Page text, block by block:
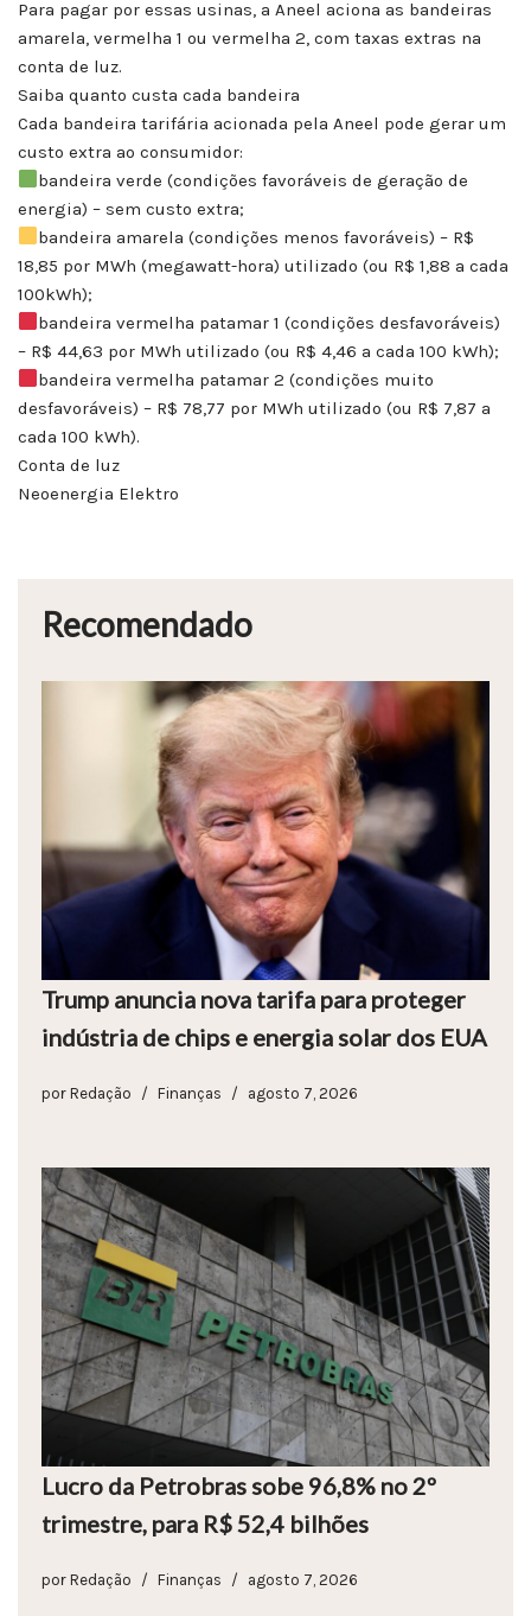
Para pagar por essas usinas, a Aneel aciona as bandeiras
amarela, vermelha 1 ou vermelha 2, com taxas extras na
conta de luz.
Saiba quanto custa cada bandeira
Cada bandeira tarifária acionada pela Aneel pode gerar um
custo extra ao consumidor:
bandeira verde (condições favoráveis de geração de
energia) – sem custo extra;
bandeira amarela (condições menos favoráveis) – R$
18,85 por MWh (megawatt-hora) utilizado (ou R$ 1,88 a cada
100kWh);
bandeira vermelha patamar 1 (condições desfavoráveis)
– R$ 44,63 por MWh utilizado (ou R$ 4,46 a cada 100 kWh);
bandeira vermelha patamar 2 (condições muito
desfavoráveis) – R$ 78,77 por MWh utilizado (ou R$ 7,87 a
cada 100 kWh).
Conta de luz
Neoenergia Elektro
Recomendado
Trump anuncia nova tarifa para proteger
indústria de chips e energia solar dos EUA
por Redação Finanças agosto 7, 2026
Lucro da Petrobras sobe 96,8% no 2º
trimestre, para R$ 52,4 bilhões
por Redação Finanças agosto 7, 2026